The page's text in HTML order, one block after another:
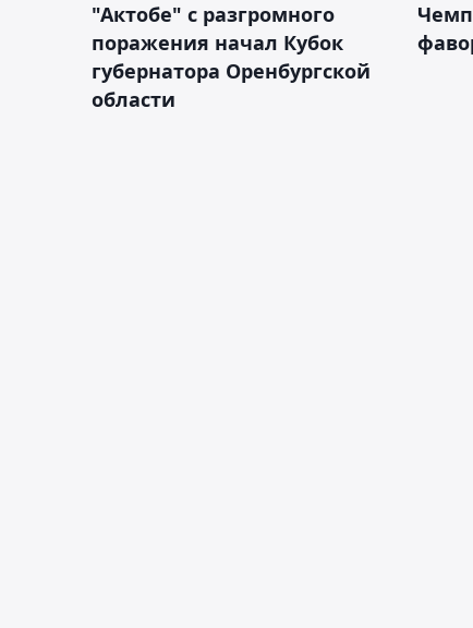
"Актобе" с разгромного
поражения начал Кубок
губернатора Оренбургской
области